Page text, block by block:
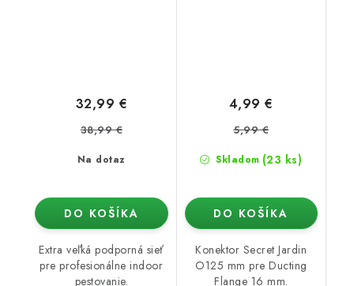
Na dotaz
32,99 €
38,99 €
DO KOŠÍKA
Extra veľká podporná sieť
pre profesionálne indoor
pestovanie.
Skladom (23 ks)
4,99 €
5,99 €
DO KOŠÍKA
Konektor Secret Jardin
O125 mm pre Ducting
Flange 16 mm.